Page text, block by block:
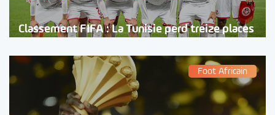
Classement FIFA : La Tunisie perd treize places
Foot Africain